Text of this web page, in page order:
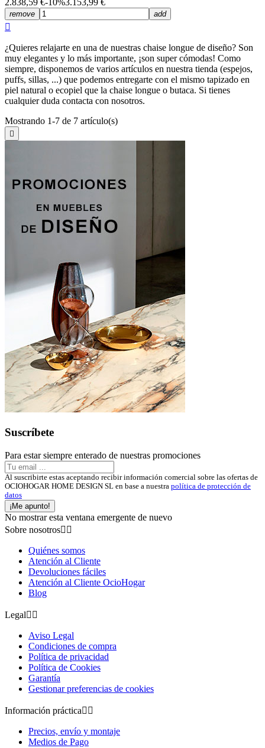
2.838,59 €-10%3.153,99 €
remove add

¿Quieres relajarte en una de nuestras chaise longue de diseño? Son
muy elegantes y lo más importante, ¡son super cómodas! Como
siempre, disponemos de varios artículos en nuestra tienda (espejos,
puffs, sillas, ...) que podemos entregarte con el mismo tapizado en
piel natural o ecopiel que la chaise longue o butaca. Si tienes
cualquier duda contacta con nosotros.
Mostrando 1-7 de 7 artículo(s)

Suscríbete
Para estar siempre enterado de nuestras promociones
Al suscribirte estas aceptando recibir información comercial sobre las ofertas de
OCIOHOGAR HOME DESIGN SL en base a nuestra política de protección de
datos
¡Me apunto!
No mostrar esta ventana emergente de nuevo
Sobre nosotros 
Quiénes somos
Atención al Cliente
Devoluciones fáciles
Atención al Cliente OcioHogar
Blog
Legal 
Aviso Legal
Condiciones de compra
Política de privacidad
Política de Cookies
Garantía
Gestionar preferencias de cookies
Información práctica 
Precios, envío y montaje
Medios de Pago